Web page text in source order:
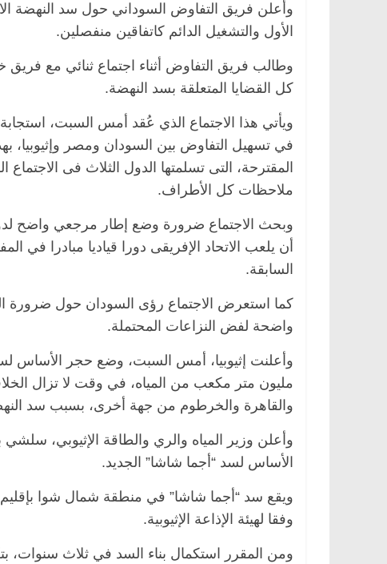
وأعلن فريق التفاوض السوداني حول سد النهضة
الأول والتشغيل الدائم كاتفاقين منفصلين.
وطالب فريق التفاوض أثناء اجتماع ثنائي مع فريق
كل القضايا المتعلقة بسد النهضة.
ويأتي هذا الاجتماع الذي عُقد أمس السبت، استجابة
في تسهيل التفاوض بين السودان ومصر وإثيوبيا،
المقترحة، التى تسلمتها الدول الثلاث فى
ملاحظات كل الأطراف.
وبحث الاجتماع ضرورة وضع إطار مرجعي واضح
أن يلعب الاتحاد الإفريقى دورا قياديا مبادرا في
السابقة.
كما استعرض الاجتماع رؤى السودان حول ضرورة
واضحة لفض النزاعات المحتملة.
مليون متر مكعب من المياه، في وقت لا تزال
والقاهرة والخرطوم من جهة أخرى، بسبب سد
وأعلن وزير المياه والري والطاقة الإثيوبي،
الأساس لسد “أجما شاشا” الجديد.
وفقا لهيئة الإذاعة الإثيوبية.
ومن المقرر استكمال بناء السد في ثلاث سنوات، بتكلفة تقدر